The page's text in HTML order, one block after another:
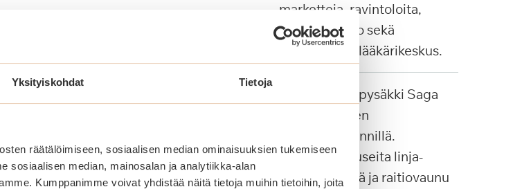
Yksityiskohdat Tietoja
räätälöimiseen, sosiaalisen median ominaisuuksien tukemiseen
sosiaalisen median, mainosalan ja analytiikka-alan
Kumppanimme voivat yhdistää näitä tietoja muihin tietoihin, joita
marketteja, ravintoloita,
apteekki, Alko sekä
Pihjalalinnan lääkärikeskus.
Julkinen liikenne
Palvelulinjan pysäkki Saga
Munkkiniemen
pääsisäänkäynnillä.
Lähialueella useita linja-
autopysäkkejä ja raitiovaunu